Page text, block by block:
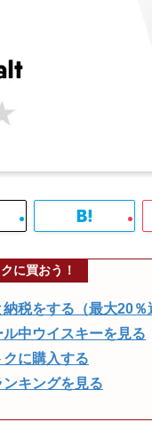
に買おう！
税をする（最大20％
中ウイスキーを見る
に購入する
キングを見る